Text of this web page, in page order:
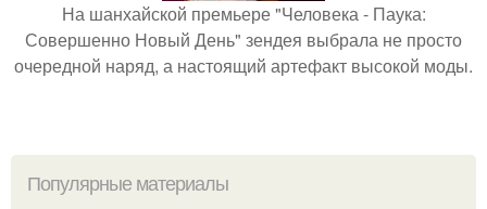
На шанхайской премьере "Человека - Паука:
Совершенно Новый День" зендея выбрала не просто
очередной наряд, а настоящий артефакт высокой моды.
Популярные материалы